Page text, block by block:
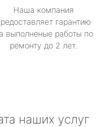
Наша компания
гарантию
выполненые работы по
ремонту до 2 лет.
наших услуг